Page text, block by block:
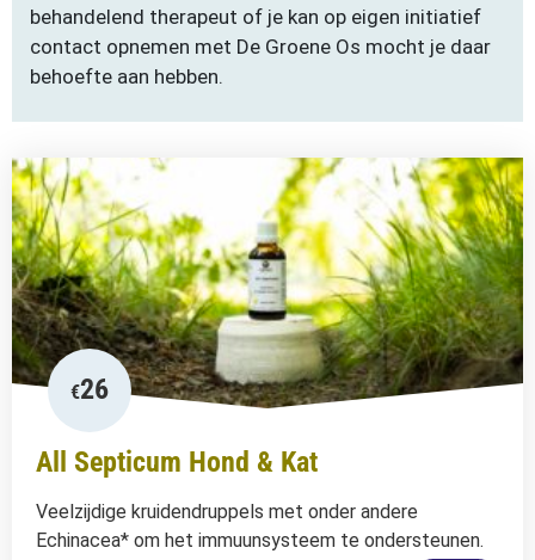
behandelend therapeut of je kan op eigen initiatief
contact opnemen met De Groene Os mocht je daar
behoefte aan hebben.
€26
All Septicum Hond & Kat
Veelzijdige kruidendruppels met onder andere
Echinacea* om het immuunsysteem te ondersteunen.